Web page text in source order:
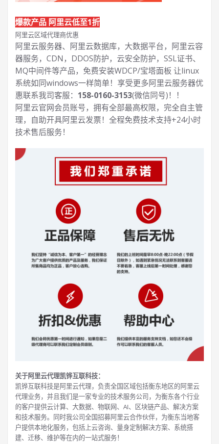
爆款产品 阿里云低至1折
阿里云区域代理商优惠
阿里云服务器、阿里云数据库，大数据平台，阿里云容
器服务，CDN，DDOS防护，云安全防护，SSL证书、
MQ中间件等产品，免费安装WDCP/宝塔面板 让linux
系统如同windows一样简单！享受更多阿里云服务器优
惠联系我司客服： 158-0160-3153(微信同号)！！
阿里云官网会员账号，拥有全部最高权限，完全自主管
理，自助开具阿里云发票！全程免费技术支持+24小时
技术售后服务！
关于阿里云代理凯铧互联科技：
凯铧互联科技是阿里云代理，负责全国区域包括衡东地区的阿里云
代理业务，并且我们是一家专业的技术服务公司，为衡东各个行业
的客户提供云计算、大数据、物联网、AI、区块链产品、解决方案
和技术服务。同时我公司全国招募阿里云合作伙伴，为衡东当地客
户提供本地化服务，包括上云咨询、量身定制解决方案、系统搭
建、迁移、维护等在内的一站式服务！